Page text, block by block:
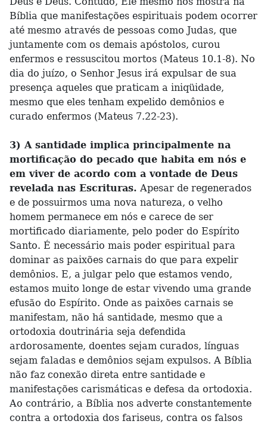
Bíblia que manifestações espirituais podem ocorrer
até mesmo através de pessoas como Judas, que
juntamente com os demais apóstolos, curou
enfermos e ressuscitou mortos (Mateus 10.1-8). No
dia do juízo, o Senhor Jesus irá expulsar de sua
presença aqueles que praticam a iniqüidade,
mesmo que eles tenham expelido demônios e
curado enfermos (Mateus 7.22-23).
3) A santidade implica principalmente na
mortificação do pecado que habita em nós e
em viver de acordo com a vontade de Deus
revelada nas Escrituras. Apesar de regenerados
e de possuirmos uma nova natureza, o velho
homem permanece em nós e carece de ser
mortificado diariamente, pelo poder do Espírito
Santo. É necessário mais poder espiritual para
dominar as paixões carnais do que para expelir
demônios. E, a julgar pelo que estamos vendo,
estamos muito longe de estar vivendo uma grande
efusão do Espírito. Onde as paixões carnais se
manifestam, não há santidade, mesmo que a
ortodoxia doutrinária seja defendida
ardorosamente, doentes sejam curados, línguas
sejam faladas e demônios sejam expulsos. A Bíblia
não faz conexão direta entre santidade e
manifestações carismáticas e defesa da ortodoxia.
Ao contrário, a Bíblia nos adverte constantemente
contra a ortodoxia dos fariseus, contra os falsos